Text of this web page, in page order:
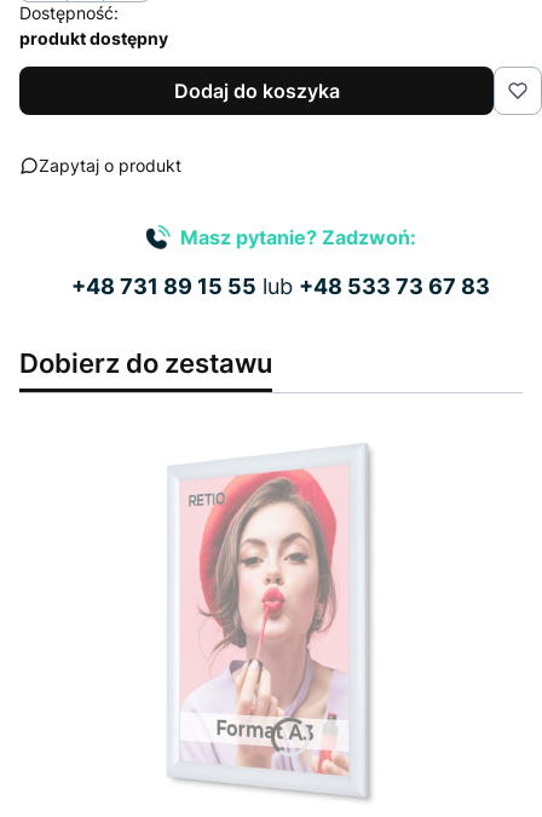
Dostępność:
produkt dostępny
Dodaj do koszyka
Zapytaj o produkt
Masz pytanie? Zadzwoń:
+48 731 89 15 55 lub +48 533 73 67 83
Dobierz do zestawu